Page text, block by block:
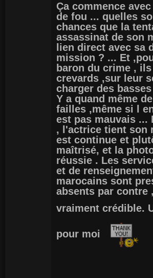
Ça commence
de fou ... quelles
chances que la
assassinat de son
lien direct avec sa
mission ? ... Et
baron du crime ,
crevards ,sur leur
charger des
Y a quand même
failles ,même si l
est pas mauvais ...
, l'actrice tient son
est continue et
maîtrisé, et la
réussie . Les
et de
marocains sont
absents par contre
vraiment crédible.
pour moi